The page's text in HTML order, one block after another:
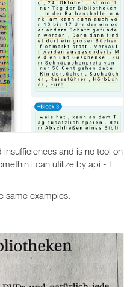
insufficiences and is no tool on
i can utilize by api - I
same examples.